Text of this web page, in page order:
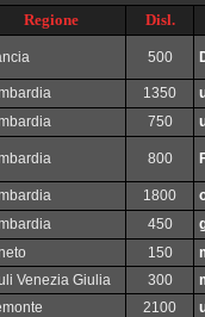
Regione Disl.
500
1350
750
800
1800
450
150
Venezia Giulia 300
2100